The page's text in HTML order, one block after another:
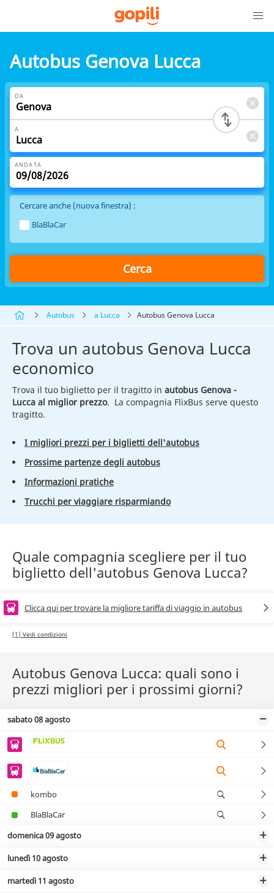
Autobus Genova Lucca
DA
A
ANDATA
Cercare anche (nuova finestra) :
BlaBlaCar
Cerca
Autobus a Lucca Autobus Genova Lucca
Trova un autobus Genova Lucca
economico
Trova il tuo biglietto per il tragitto in autobus Genova -
Lucca al miglior prezzo. La compagnia FlixBus serve questo
tragitto.
I migliori prezzi per i biglietti dell'autobus
Prossime partenze degli autobus
Informazioni pratiche
Trucchi per viaggiare risparmiando
Quale compagnia scegliere per il tuo
biglietto dell'autobus Genova Lucca?
Clicca qui per trovare la migliore tariffa di viaggio in autobus
(1) Vedi condizioni
Autobus Genova Lucca: quali sono i
prezzi migliori per i prossimi giorni?
sabato 08 agosto
kombo
BlaBlaCar
domenica 09 agosto
lunedì 10 agosto
martedì 11 agosto